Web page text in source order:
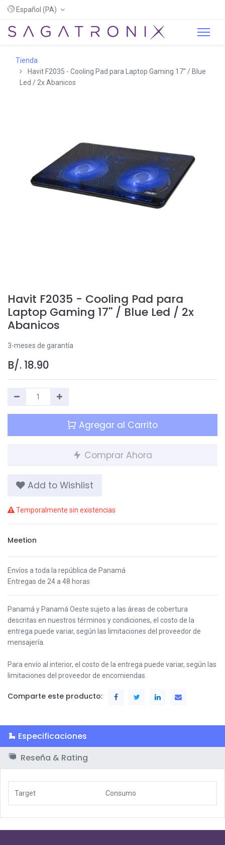
Español (PA)
Tienda
Havit F2035 - Cooling Pad para Laptop Gaming 17'' / Blue
Led / 2x Abanicos
Havit F2035 - Cooling Pad para
Laptop Gaming 17'' / Blue Led / 2x
Abanicos
3-meses de garantía
B/. 18.90
Agregar al Carrito
Comprar Ahora
Add to Wishlist
Temporalmente sin existencias
Meetion
Envíos a toda la república de Panamá
Entregas de 24 a 48 horas
Panamá y Panamá Oeste sujeto a las áreas de cobertura
descritas en nuestros términos y condiciones, el costo de la
entrega puede variar, según las limitaciones del proveedor de
mensajería.
Para envío al interior, el costo de la entrega puede variar, según las
limitaciones del proveedor de encomiendas.
Comparte este producto:
Especificaciones
Reseña & Rating
Target Consumo